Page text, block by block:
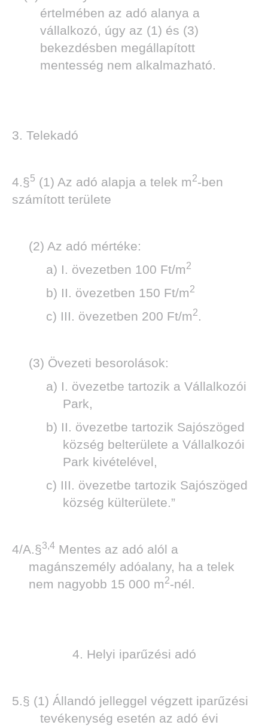
értelmében az adó alanya a
vállalkozó, úgy az (1) és (3)
bekezdésben megállapított
mentesség nem alkalmazható.
3. Telekadó
4.§5 (1) Az adó alapja a telek m2-ben
számított területe
(2) Az adó mértéke:
a) I. övezetben 100 Ft/m2
b) II. övezetben 150 Ft/m2
c) III. övezetben 200 Ft/m2.
(3) Övezeti besorolások:
a) I. övezetbe tartozik a Vállalkozói
Park,
b) II. övezetbe tartozik Sajószöged
község belterülete a Vállalkozói
Park kivételével,
c) III. övezetbe tartozik Sajószöged
község külterülete.”
4/A.§3,4 Mentes az adó alól a
magánszemély adóalany, ha a telek
nem nagyobb 15 000 m2-nél.
4. Helyi iparűzési adó
5.§ (1) Állandó jelleggel végzett iparűzési
tevékenység esetén az adó évi